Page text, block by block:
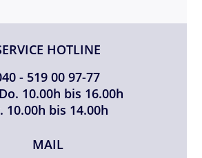
HOTLINE
- 519 00 97-77
10.00h bis 16.00h
10.00h bis 14.00h
MAIL